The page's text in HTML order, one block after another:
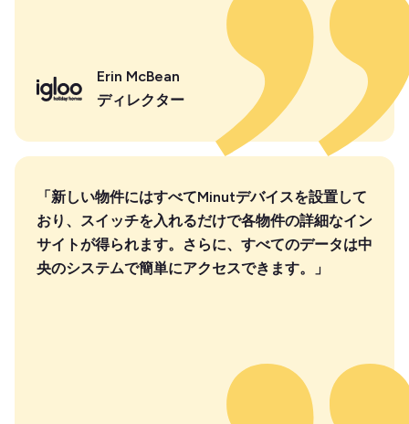
Erin McBean
ディレクター
「新しい物件にはすべてMinutデバイスを設置して
おり、スイッチを入れるだけで各物件の詳細なイン
サイトが得られます。さらに、すべてのデータは中
央のシステムで簡単にアクセスできます。」